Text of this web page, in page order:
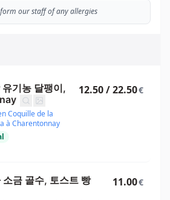
our staff of any allergies
기농 달팽이,
Coquille de la
à Charentonnay
12.50 / 22.50€
소금 골수, 토스트 빵 11.00€